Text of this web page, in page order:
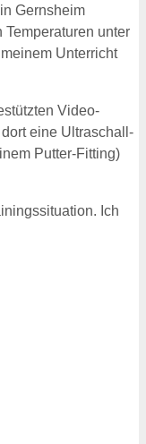
Gernsheim
unter
Unterricht
Video-
eine Ultraschall-
Putter-Fitting)
Ich